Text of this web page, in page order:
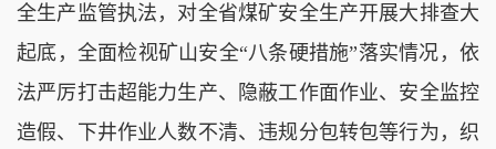
全生产监管执法，对全省煤矿安全生产开展大排查大
起底，全面检视矿山安全“八条硬措施”落实情况，依
法严厉打击超能力生产、隐蔽工作面作业、安全监控
造假、下井作业人数不清、违规分包转包等行为，织